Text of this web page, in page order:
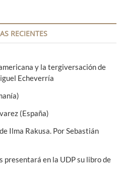
RECIENTES
y la tergiversación de
Echeverría
(España)
Ilma Rakusa. Por Sebastián
presentará en la UDP su libro de